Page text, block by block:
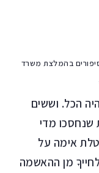
זמין להאזנה ללא עלות במסגרת 10 סיפורים בהמלצת משרד
הכל. וששים
שנחסכו מדי
אימה על
מן ההאשמה